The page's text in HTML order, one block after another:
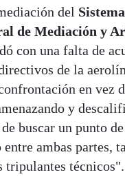
del Sistema
de Mediación y
con una falta de
de la
en vez
y
buscar un punto de
ambas partes,
tripulantes técnicos".